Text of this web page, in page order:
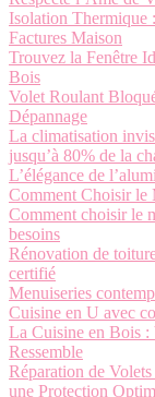
Isolation Thermique
Factures Maison
Trouvez la Fenêtre
Bois
Volet Roulant
Dépannage
La climatisation
jusqu’à 80% de la
L’élégance de
Comment Choisir le
Comment choisir le
besoins
Rénovation de
certifié
Menuiseries
Cuisine en U avec
La Cuisine en Bois
Ressemble
Réparation de
une Protection